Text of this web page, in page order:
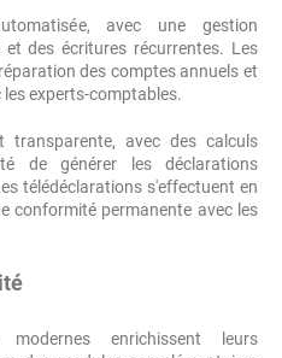
avec une gestion
des écritures récurrentes. Les
des comptes annuels et
experts-comptables.
avec des calculs
de générer les déclarations
télédéclarations s'effectuent en
conformité permanente avec les
modernes enrichissent leurs